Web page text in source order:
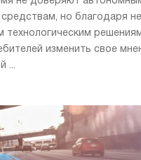
но благодаря
технологическим
изменить свое
...